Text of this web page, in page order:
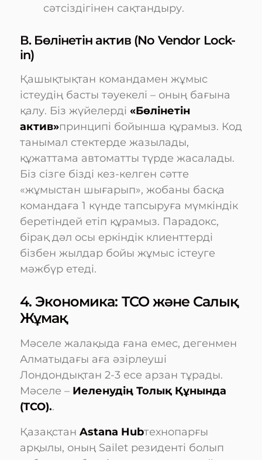
сәтсіздігінен сақтандыру.
В. Бөлінетін актив (No Vendor Lock-
in)
Қашықтықтан командамен жұмыс
істеудің басты тәуекелі – оның бағына
қалу. Біз жүйелерді «Бөлінетін
актив»принципі бойынша құрамыз. Код
танымал стектерде жазылады,
құжаттама автоматты түрде жасалады.
Біз сізге бізді кез-келген сәтте
«жұмыстан шығарып», жобаны басқа
командаға 1 күнде тапсыруға мүмкіндік
беретіндей етіп құрамыз. Парадокс,
бірақ дәл осы еркіндік клиенттерді
бізбен жылдар бойы жұмыс істеуге
мәжбүр етеді.
4. Экономика: TCO және Салық
Жұмақ
Мәселе жалақыда ғана емес, дегенмен
Алматыдағы аға әзірлеуші
Лондондықтан 2-3 есе арзан тұрады.
Мәселе – Иеленудің Толық Құнында
(TCO)..
Қазақстан Astana Hubтехнопарғы
арқылы, оның Sailet резиденті болып